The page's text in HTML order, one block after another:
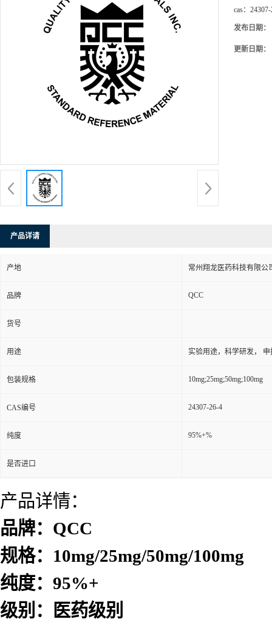
cas：
发布日期：
更新日期：
产品详请
产地 常州翔龙医药科技有限公
品牌 QCC
货号
用途 实验用途，科学研发， 申
包装规格 10mg;25mg;50mg;100mg
CAS编号 24307-26-4
纯度 95%+%
是否进口
产品详情：
品牌：QCC
规格：10mg/25mg/50mg/100mg
纯度：95%+
级别：医药级别